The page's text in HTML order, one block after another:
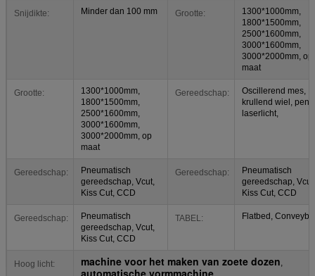
Snijdikte: Minder dan 100 mm Grootte:
1300*1000mm,
1800*1500mm,
2500*1600mm,
3000*1600mm,
3000*2000mm, op
maat
Grootte:
1300*1000mm,
1800*1500mm,
2500*1600mm,
3000*1600mm,
3000*2000mm, op
maat
Gereedschap:
Oscillerend mes,
krullend wiel, pen,
laserlicht,
Gereedschap:
Pneumatisch
gereedschap, Vcut,
Kiss Cut, CCD
Gereedschap:
Pneumatisch
gereedschap, Vcut,
Kiss Cut, CCD
Gereedschap:
Pneumatisch
gereedschap, Vcut,
Kiss Cut, CCD
TABEL: Flatbed,
Hoog licht: machine voor het maken van zoete dozen,
automatische vormmachine